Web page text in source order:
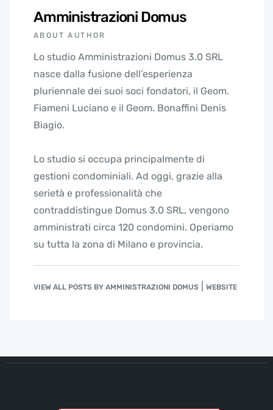
Amministrazioni Domus
ABOUT AUTHOR
Lo studio Amministrazioni Domus 3.0 SRL
nasce dalla fusione dell’esperienza
pluriennale dei suoi soci fondatori, il Geom.
Fiameni Luciano e il Geom. Bonaffini Denis
Biagio.
Lo studio si occupa principalmente di
gestioni condominiali. Ad oggi, grazie alla
serietà e professionalità che
contraddistingue Domus 3.0 SRL, vengono
amministrati circa 120 condomini. Operiamo
su tutta la zona di Milano e provincia.
VIEW ALL POSTS BY AMMINISTRAZIONI DOMUS WEBSITE